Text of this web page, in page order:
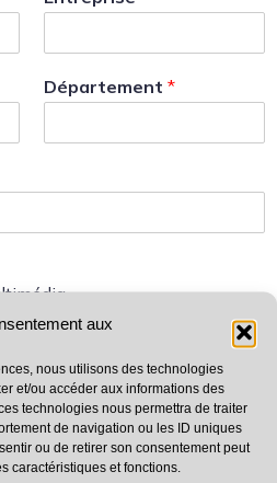
aux
nous utilisons des technologies
et/ou accéder aux informations des
technologies nous permettra de traiter
de navigation ou les ID uniques
ou de retirer son consentement peut
caractéristiques et fonctions.
Département *
de Prévention